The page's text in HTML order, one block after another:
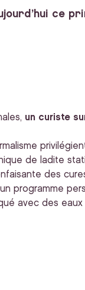
ce
un curiste
de ladite
des
programme
avec des